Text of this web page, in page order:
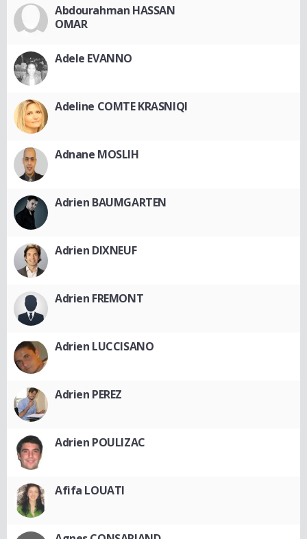
Abdourahman HASSAN
OMAR
Adele EVANNO
Adeline COMTE KRASNIQI
Adnane MOSLIH
Adrien BAUMGARTEN
Adrien DIXNEUF
Adrien FREMONT
Adrien LUCCISANO
Adrien PEREZ
Adrien POULIZAC
Afifa LOUATI